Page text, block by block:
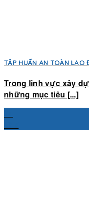
TẬP HUẤN AN TOÀN LAO
Trong lĩnh vực xây
những mục tiêu [...]